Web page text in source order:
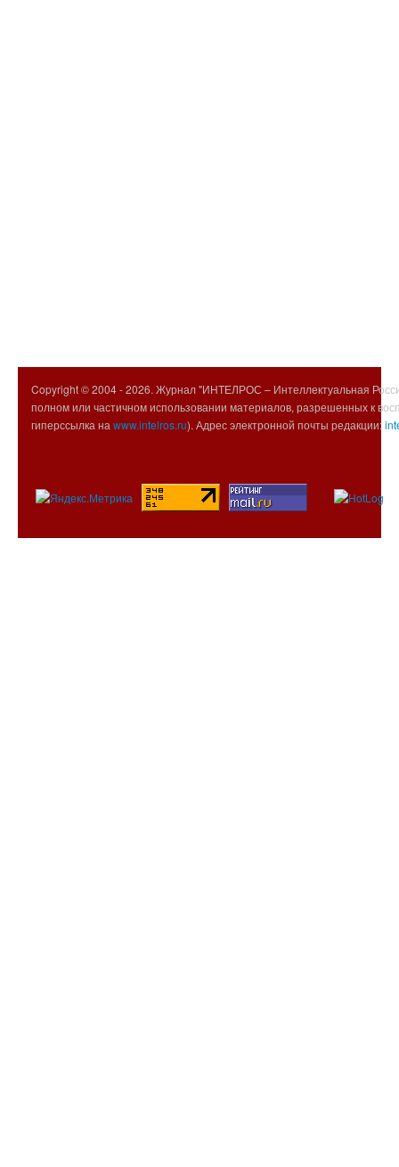
Copyright © 2004 -2026. Журнал "ИНТЕЛРОС – Интеллектуальная
полном или частичном использовании материалов, разрешенных к
гиперссылка на www.intelros.ru). Адрес электронной почты редакции: